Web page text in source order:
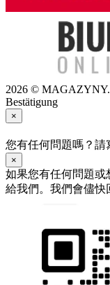
2026 ©
Bestätigung
×
您有任何問題嗎？請
×
如果您有任何問題或
給我們。我們會儘快